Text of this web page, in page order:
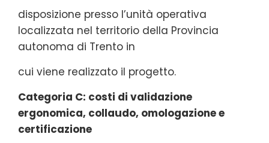
disposizione presso l’unità operativa
localizzata nel territorio della Provincia
autonoma di Trento in
cui viene realizzato il progetto.
Categoria C: costi di validazione
ergonomica, collaudo, omologazione e
certificazione